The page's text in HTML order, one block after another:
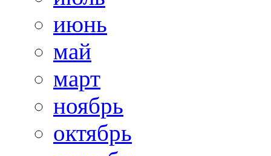
июнь
май
март
ноябрь
октябрь